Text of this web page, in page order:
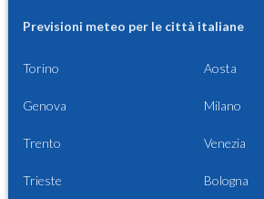
Previsioni meteo per le città italiane
Torino Aosta
Genova Milano
Trento Venezia
Trieste Bologna